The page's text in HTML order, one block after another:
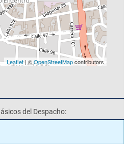
Leaflet| ©OpenStreetMapcontributors
del Despacho: